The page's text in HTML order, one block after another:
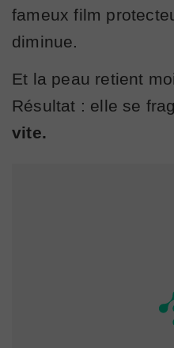
fameux film
diminue.
Et la peau retient
Résultat : elle se
vite.